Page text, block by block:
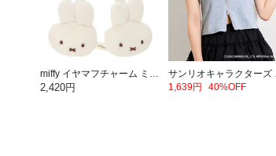
miffy イヤマフチャーム ミッフィー【ミッフィー】
2,420円
サン
1,639円
40%OFF